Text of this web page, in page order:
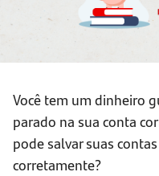
Você tem um dinheiro
parado na sua conta
pode salvar suas
corretamente?